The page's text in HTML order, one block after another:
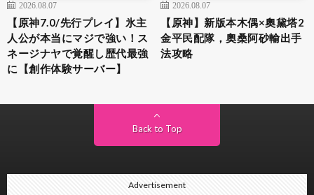
2026.08.07
【原神7.0/先行プレイ】氷主
人公が本当にマジで強い！ス
ネージナヤで覚醒し歴代最強
に【創作体験サーバー】
2026.08.07
【原神】新版本木偶×奧黛塔2
金平民配隊，奧桑阿砂輸出手
法攻略
Back to Top
Advertisement